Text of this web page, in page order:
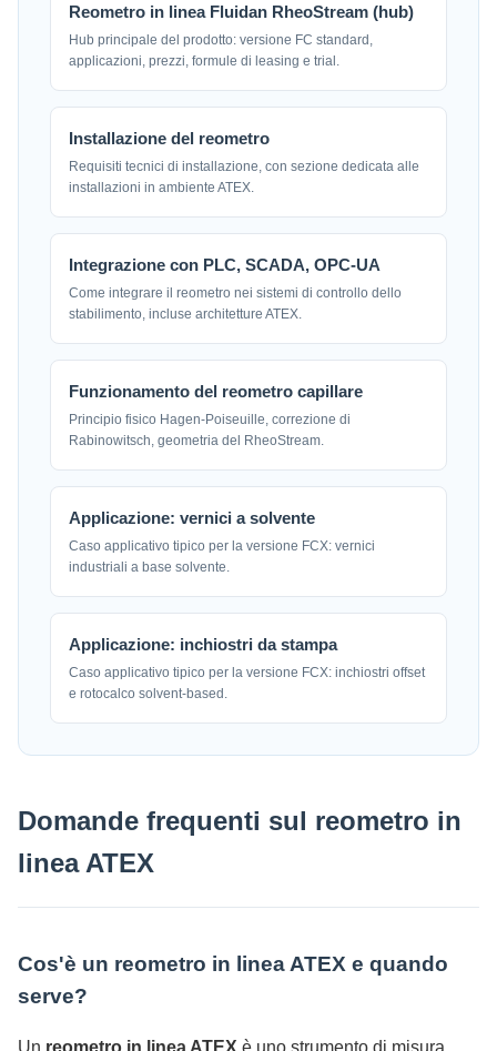
Reometro in linea Fluidan RheoStream (hub)
Hub principale del prodotto: versione FC standard,
applicazioni, prezzi, formule di leasing e trial.
Installazione del reometro
Requisiti tecnici di installazione, con sezione dedicata alle
installazioni in ambiente ATEX.
Integrazione con PLC, SCADA, OPC-UA
Come integrare il reometro nei sistemi di controllo dello
stabilimento, incluse architetture ATEX.
Funzionamento del reometro capillare
Principio fisico Hagen-Poiseuille, correzione di
Rabinowitsch, geometria del RheoStream.
Applicazione: vernici a solvente
Caso applicativo tipico per la versione FCX: vernici
industriali a base solvente.
Applicazione: inchiostri da stampa
Caso applicativo tipico per la versione FCX: inchiostri offset
e rotocalco solvent-based.
Domande frequenti sul reometro in
linea ATEX
Cos'è un reometro in linea ATEX e quando
serve?